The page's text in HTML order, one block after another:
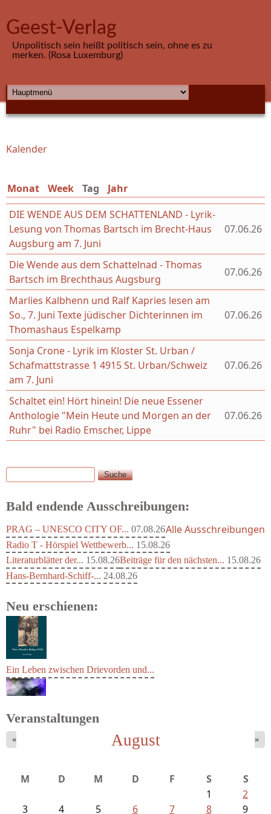
Geest-Verlag
Unpolitisch sein heißt politisch sein, ohne es zu
merken. (Rosa Luxemburg)
HAUPTMENÜ
Sie sind hier
Kalender
Monat Week Tag (aktiver Reiter)
Jahr
DIE WENDE AUS DEM SCHATTENLAND - Lyrik-
Lesung von Thomas Bartsch im Brecht-Haus
Augsburg am 7. Juni
07.06.26
Die Wende aus dem Schattelnad - Thomas
Bartsch im Brechthaus Augsburg
07.06.26
Marlies Kalbhenn und Ralf Kapries lesen am
So., 7. Juni Texte jüdischer Dichterinnen im
Thomashaus Espelkamp
07.06.26
Sonja Crone - Lyrik im Kloster St. Urban /
Schafmattstrasse 1 4915 St. Urban/Schweiz
am 7. Juni
07.06.26
Schaltet ein! Hört hinein! Die neue Essener
Anthologie "Mein Heute und Morgen an der
Ruhr" bei Radio Emscher, Lippe
07.06.26
Suchformular
Suche
Bald endende Ausschreibungen:
PRAG – UNESCO CITY OF... 07.08.26
Radio T - Hörspiel Wettbewerb... 15.08.26
Literaturblätter der... 15.08.26Beiträge für den nächsten... 15.08.26
Hans-Bernhard-Schiff-... 24.08.26
Alle Ausschreibungen
Neu erschienen:
Ein Leben zwischen Drievorden und...
Veranstaltungen
August
« »
M D M D F S
S
1
2
3
4 5 6 7 8 9